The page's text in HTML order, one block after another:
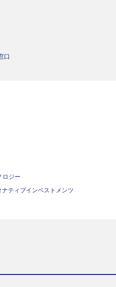
口
ロジー
ティブインベストメンツ